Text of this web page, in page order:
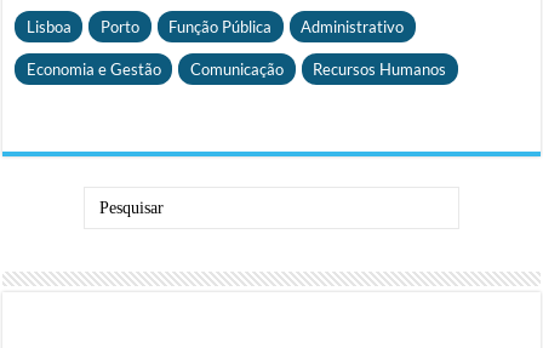
Lisboa Porto Função Pública Administrativo
Economia e Gestão Comunicação Recursos Humanos